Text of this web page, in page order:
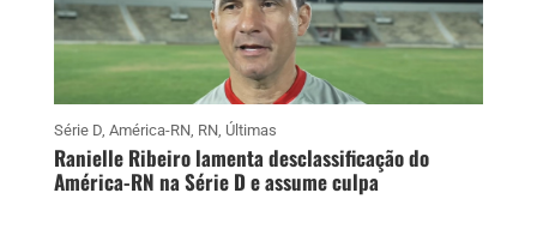
Série D, América-RN, RN, Últimas
Ranielle Ribeiro lamenta desclassificação do
América-RN na Série D e assume culpa